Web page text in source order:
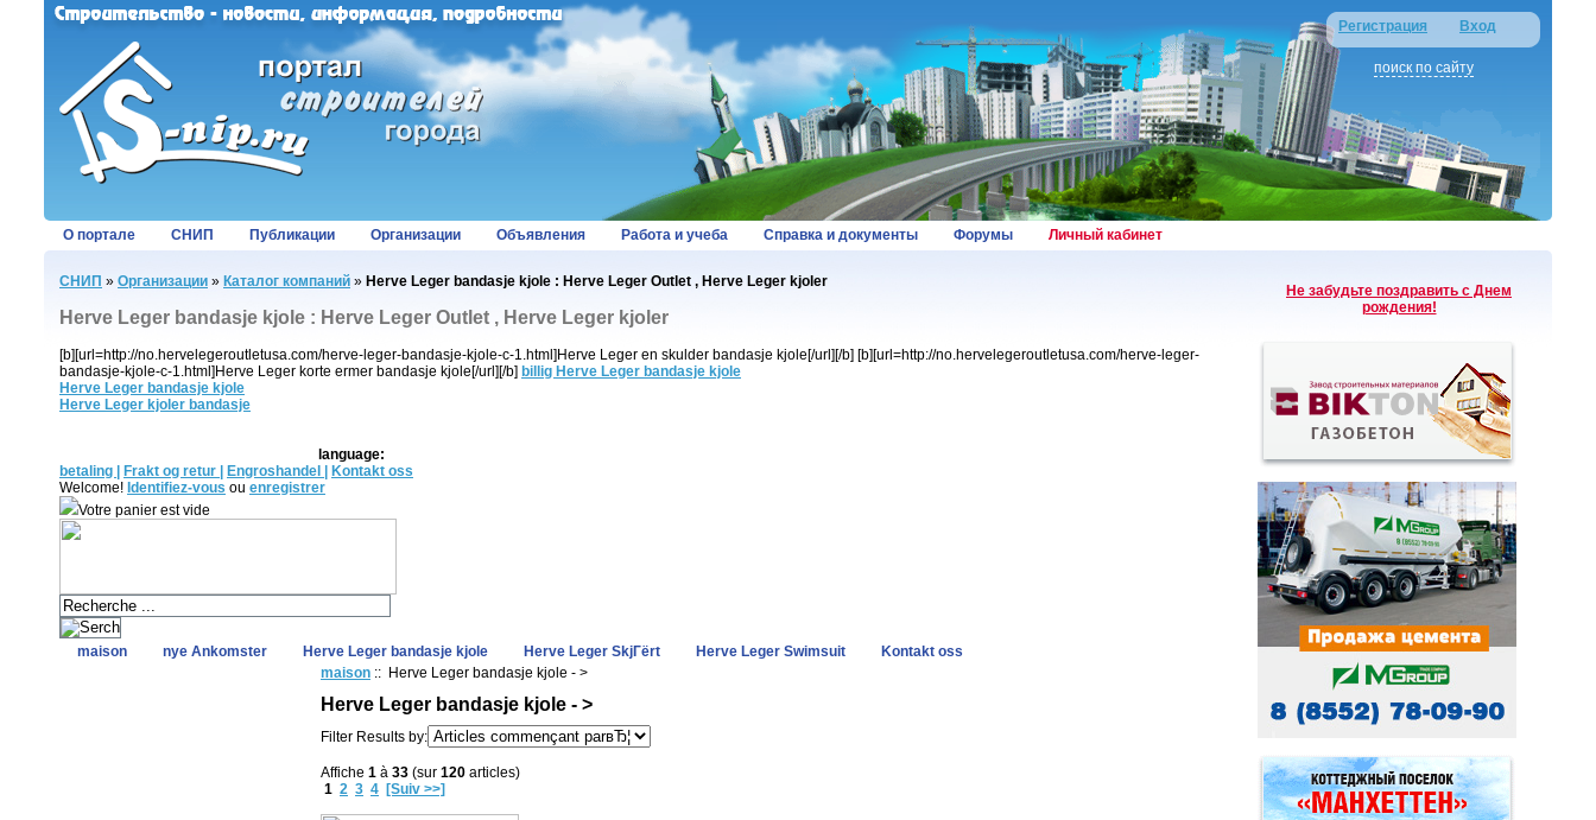
Регистрация Вход
поиск по сайту
О портале СНИП Публикации Организации Объявления Работа и учеба Справка и документы Форумы Личный кабинет
СНИП » Организации » Каталог компаний » Herve Leger bandasje kjole : Herve Leger Outlet , Herve Leger kjoler
Herve Leger bandasje kjole : Herve Leger Outlet , Herve Leger kjoler
[b][url=http://no.hervelegeroutletusa.com/herve-leger-bandasje-kjole-c-1.html]Herve Leger en skulder bandasje kjole[/url][/b] [b][url=http://no.hervelegeroutletusa.com/herve-leger-
bandasje-kjole-c-1.html]Herve Leger korte ermer bandasje kjole[/url][/b] billig Herve Leger bandasje kjole
Herve Leger bandasje kjole
Herve Leger kjoler bandasje
language:
betaling |
Frakt og retur | Engroshandel |
Kontakt oss
Welcome! Identifiez-vous ou enregistrer
Votre panier est vide
maison nye Ankomster Herve Leger bandasje kjole Herve Leger SkjГёrt Herve Leger Swimsuit
Kontakt oss
maison :: Herve Leger bandasje kjole - >
Herve Leger bandasje kjole - >
Filter Results by:
Affiche 1 à 33 (sur 120 articles)
1 2 3 4 [Suiv >>]
Не забудьте поздравить с Днем
рождения!